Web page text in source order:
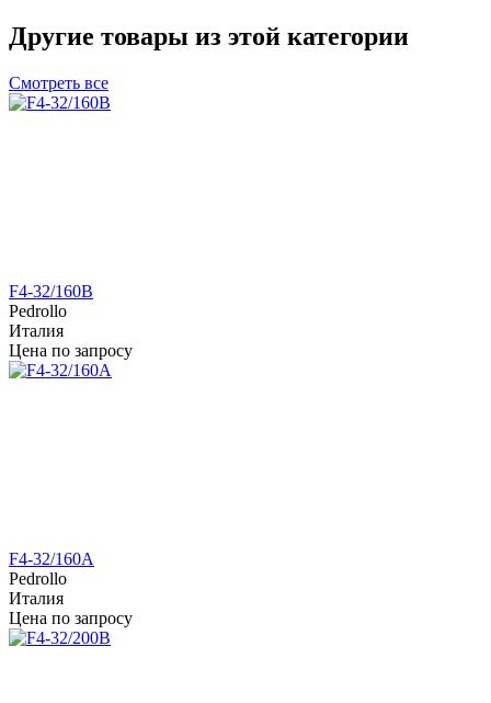
Другие товары из этой категории
Смотреть все
F4-32/160B
Pedrollo
Италия
Цена по запросу
F4-32/160A
Pedrollo
Италия
Цена по запросу